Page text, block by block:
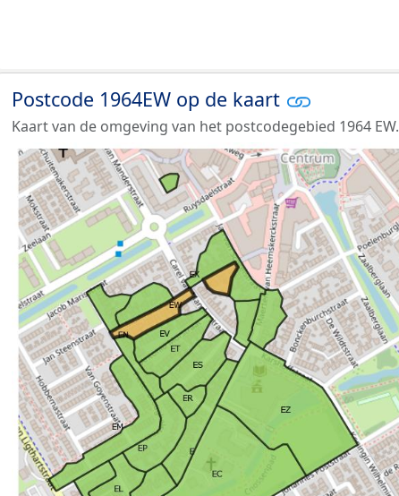
Postcode 1964EW op de kaart
Kaart van de omgeving van het postcodegebied 1964 EW.